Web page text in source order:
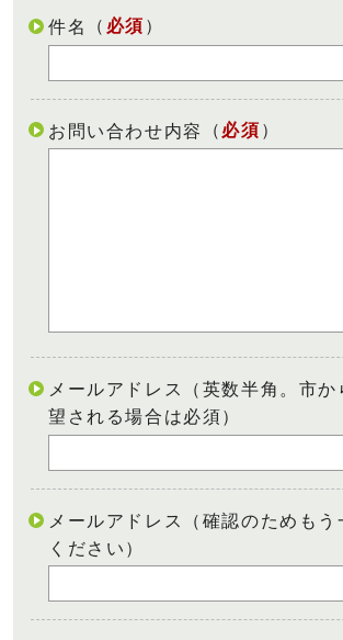
件名 （ 必須 ）
お問い合わせ内容 （ 必須 ）
メールアドレス（英数半角。市か
望される場合は必須）
メールアドレス（確認のためもう
ください）